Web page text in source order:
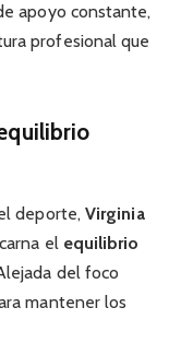
apoyo constante,
profesional que
deporte, Virginia
el equilibrio
del foco
mantener los